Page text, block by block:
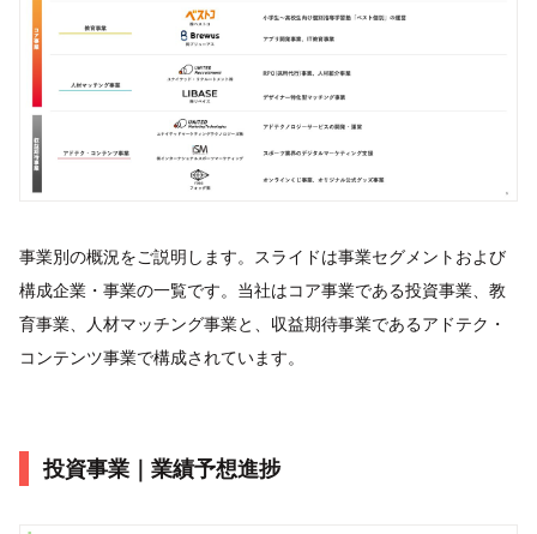
事業別の概況をご説明します。スライドは事業セグメントおよび
構成企業・事業の一覧です。当社はコア事業である投資事業、教
育事業、人材マッチング事業と、収益期待事業であるアドテク・
コンテンツ事業で構成されています。
投資事業｜業績予想進捗